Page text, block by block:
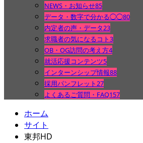
NEWS・お知らせ85
データ・数字で分かる◯◯80
内定者の声・データ23
求職者の気になるコト3
OB・OG訪問の考え方4
就活応援コンテンツ5
インターンシップ情報88
採用パンフレット27
よくあるご質問・FAQ157
ホーム
サイト
東邦HD